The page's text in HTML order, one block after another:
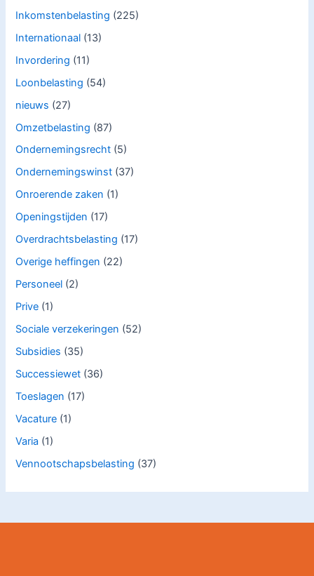
Inkomstenbelasting (225)
Internationaal (13)
Invordering (11)
Loonbelasting (54)
nieuws (27)
Omzetbelasting (87)
Ondernemingsrecht (5)
Ondernemingswinst (37)
Onroerende zaken (1)
Openingstijden (17)
Overdrachtsbelasting (17)
Overige heffingen (22)
Personeel (2)
Prive (1)
Sociale verzekeringen (52)
Subsidies (35)
Successiewet (36)
Toeslagen (17)
Vacature (1)
Varia (1)
Vennootschapsbelasting (37)